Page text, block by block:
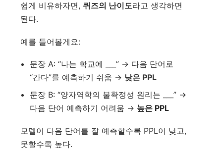
쉽게 비유하자면, 퀴즈의 난이도라고 생각하면
된다.
예를 들어볼게요:
문장 A: “나는 학교에 ___” → 다음 단어로
“간다”를 예측하기 쉬움 → 낮은 PPL
문장 B: “양자역학의 불확정성 원리는 ___” →
다음 단어 예측하기 어려움 → 높은 PPL
모델이 다음 단어를 잘 예측할수록 PPL이 낮고,
못할수록 높다.